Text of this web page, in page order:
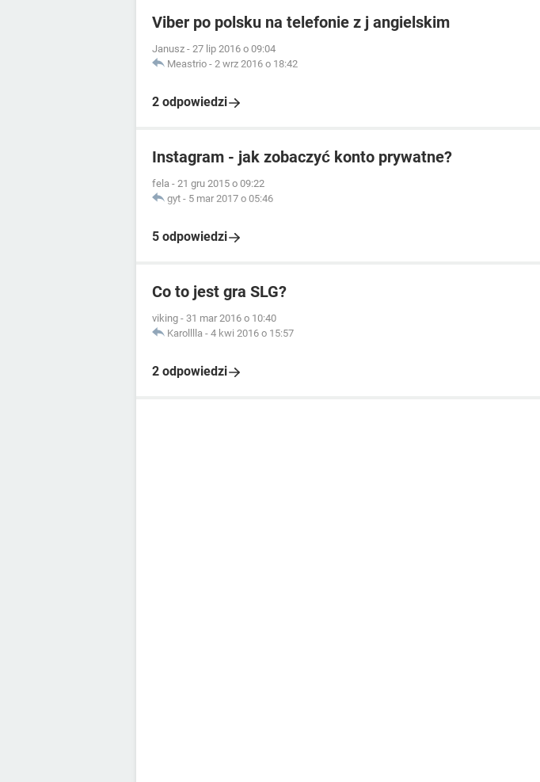
Viber po polsku na telefonie z j angielskim
Janusz - 27 lip 2016 o 09:04
Meastrio - 2 wrz 2016 o 18:42
2 odpowiedzi
Instagram - jak zobaczyć konto prywatne?
fela - 21 gru 2015 o 09:22
gyt - 5 mar 2017 o 05:46
5 odpowiedzi
Co to jest gra SLG?
viking - 31 mar 2016 o 10:40
Karolllla - 4 kwi 2016 o 15:57
2 odpowiedzi